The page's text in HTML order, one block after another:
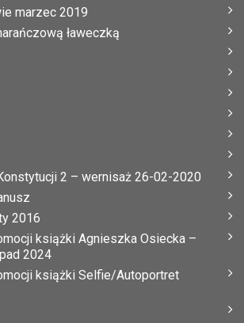
marzec 2019
ławeczką
2 – wernisaż 26-02-2020
2016
książki Agnieszka Osiecka –
2024
książki Selfie/Autoportret